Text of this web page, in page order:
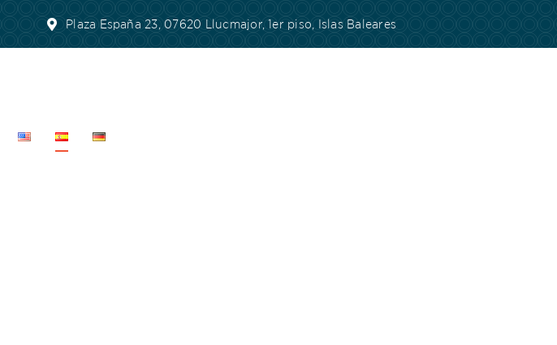
Plaza España 23, 07620 Llucmajor, 1er piso, Islas Baleares